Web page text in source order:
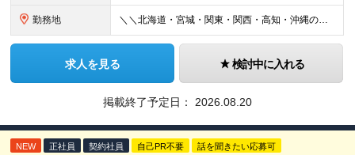
勤務地 ＼＼北海道・宮城・関東・関西・高知・沖縄の当社拠点／／ ▼北海道エリア 札幌店 ▼宮城エリア 仙台店 ▼千葉エリア 柏店、鎌ヶ谷店、千葉店、市川店 ▼埼玉エリア 狭山店、大宮店、浦和店、志木店
求人を見る 検討中に入れる
掲載終了予定日： 2026.08.20
NEW 正社員 契約社員 自己PR不要 話を聞きたい応募可